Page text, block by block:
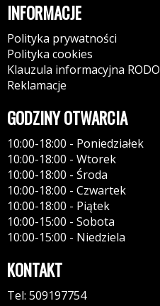
INFORMACJE
Polityka prywatności
Polityka cookies
Klauzula informacyjna RODO
Reklamacje
GODZINY OTWARCIA
10:00-18:00 - Poniedziałek
10:00-18:00 - Wtorek
10:00-18:00 - Środa
10:00-18:00 - Czwartek
10:00-18:00 - Piątek
10:00-15:00 - Sobota
10:00-15:00 - Niedziela
KONTAKT
Tel: 509197754